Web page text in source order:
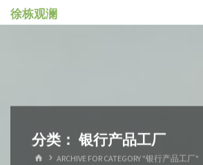
转
徐栋观澜
分类： 银行产品工厂
首 ARCHIVE FOR CATEGORY "银行产品工厂"